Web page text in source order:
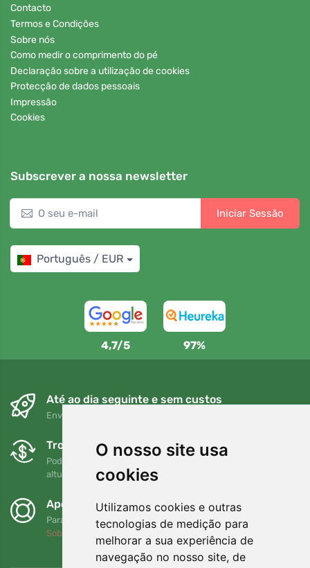
O nosso site usa
cookies
Utilizamos cookies e outras
tecnologias de medição para
melhorar a sua experiência de
navegação no nosso site, de
Contacto
Termos e Condições
Sobre nós
Como medir o comprimento do pé
Declaração sobre a utilização de cookies
Protecção de dados pessoais
Impressão
Cookies
Subscrever a nossa newsletter
Iniciar Sessão
Português / EUR
4,7/5 97%
Até ao dia seguinte e sem custos
Envio gratuito para encomendas superiores a 80 EUR
Trocas e devoluções gratuitas
Pode devolver ou trocar a sua encomenda em qualquer
altura no prazo de 90 dias
Apoiamos a Trees.org
Para cada encomenda plantamos uma árvore! Leia mais
Sobre nós